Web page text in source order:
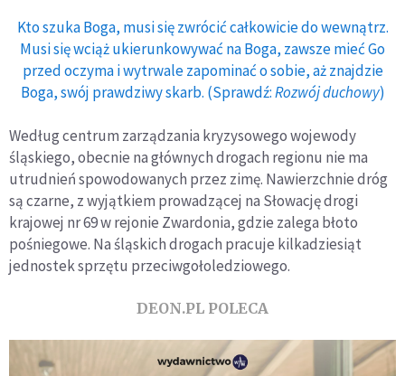
Kto szuka Boga, musi się zwrócić całkowicie do wewnątrz.
Musi się wciąż ukierunkowywać na Boga, zawsze mieć Go
przed oczyma i wytrwale zapominać o sobie, aż znajdzie
Boga, swój prawdziwy skarb. (Sprawdź:Rozwój duchowy)
Według centrum zarządzania kryzysowego wojewody
śląskiego, obecnie na głównych drogach regionu nie ma
utrudnień spowodowanych przez zimę. Nawierzchnie dróg
są czarne, z wyjątkiem prowadzącej na Słowację drogi
krajowej nr 69 w rejonie Zwardonia, gdzie zalega błoto
pośniegowe. Na śląskich drogach pracuje kilkadziesiąt
jednostek sprzętu przeciwgołoledziowego.
DEON.PL POLECA